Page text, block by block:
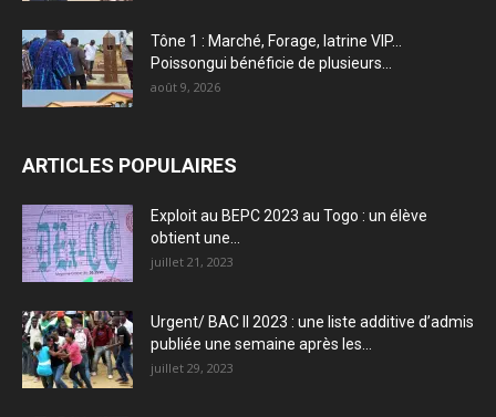
Tône 1 : Marché, Forage, latrine VIP…
Poissongui bénéficie de plusieurs...
août 9, 2026
ARTICLES POPULAIRES
Exploit au BEPC 2023 au Togo : un élève
obtient une...
juillet 21, 2023
Urgent/ BAC II 2023 : une liste additive d’admis
publiée une semaine après les...
juillet 29, 2023